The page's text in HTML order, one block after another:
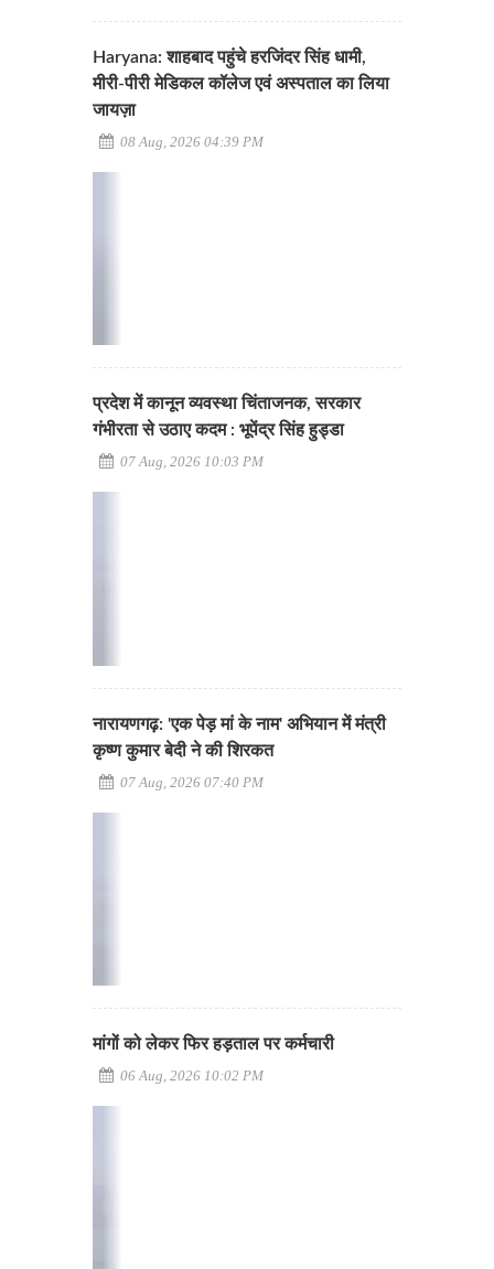
Haryana: शाहबाद पहुंचे हरजिंदर सिंह धामी,
मीरी-पीरी मेडिकल कॉलेज एवं अस्पताल का लिया
जायज़ा
08 Aug, 2026 04:39 PM
प्रदेश में कानून व्यवस्था चिंताजनक, सरकार
गंभीरता से उठाए कदम : भूपेंद्र सिंह हुड्डा
07 Aug, 2026 10:03 PM
नारायणगढ़: 'एक पेड़ मां के नाम' अभियान में मंत्री
कृष्ण कुमार बेदी ने की शिरकत
07 Aug, 2026 07:40 PM
मांगों को लेकर फिर हड़ताल पर कर्मचारी
06 Aug, 2026 10:02 PM